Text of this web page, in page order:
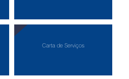
Carta de Serviços